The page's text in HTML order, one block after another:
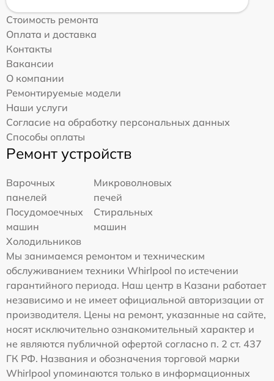
Стоимость ремонта
Оплата и доставка
Контакты
Вакансии
О компании
Ремонтируемые модели
Наши услуги
Согласие на обработку персональных данных
Способы оплаты
Ремонт устройств
Варочных
панелей
Микроволновых
печей
Посудомоечных
машин
Стиральных
машин
Холодильников
Мы занимаемся ремонтом и техническим
обслуживанием техники Whirlpool по истечении
гарантийного периода. Наш центр в Казани работает
независимо и не имеет официальной авторизации от
производителя. Цены на ремонт, указанные на сайте,
носят исключительно ознакомительный характер и
не являются публичной офертой согласно п. 2 ст. 437
ГК РФ. Названия и обозначения торговой марки
Whirlpool упоминаются только в информационных